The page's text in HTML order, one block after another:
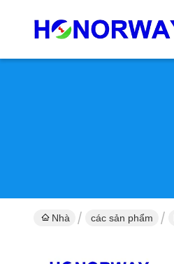
Nhà các sản phẩm